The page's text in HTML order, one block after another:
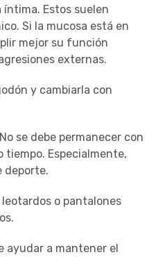
Estos suelen
Si la mucosa está en
mejor su función
externas.
y cambiarla con
se debe permanecer con
tiempo. Especialmente,
deporte.
o pantalones
ayudar a mantener el